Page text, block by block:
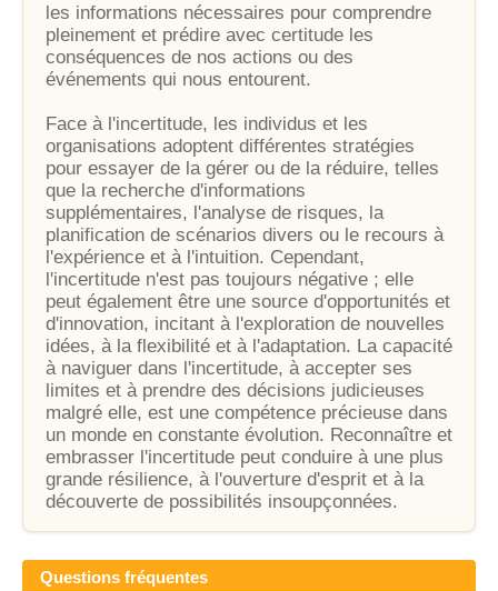
les informations nécessaires pour comprendre
pleinement et prédire avec certitude les
conséquences de nos actions ou des
événements qui nous entourent.
Face à l'incertitude, les individus et les
organisations adoptent différentes stratégies
pour essayer de la gérer ou de la réduire, telles
que la recherche d'informations
supplémentaires, l'analyse de risques, la
planification de scénarios divers ou le recours à
l'expérience et à l'intuition. Cependant,
l'incertitude n'est pas toujours négative ; elle
peut également être une source d'opportunités et
d'innovation, incitant à l'exploration de nouvelles
idées, à la flexibilité et à l'adaptation. La capacité
à naviguer dans l'incertitude, à accepter ses
limites et à prendre des décisions judicieuses
malgré elle, est une compétence précieuse dans
un monde en constante évolution. Reconnaître et
embrasser l'incertitude peut conduire à une plus
grande résilience, à l'ouverture d'esprit et à la
découverte de possibilités insoupçonnées.
Questions fréquentes